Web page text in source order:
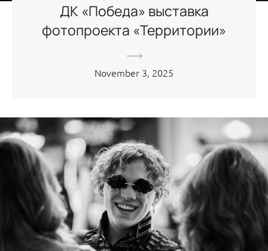
ДК «Победа» выставка
фотопроекта «Территории»
November 3, 2025